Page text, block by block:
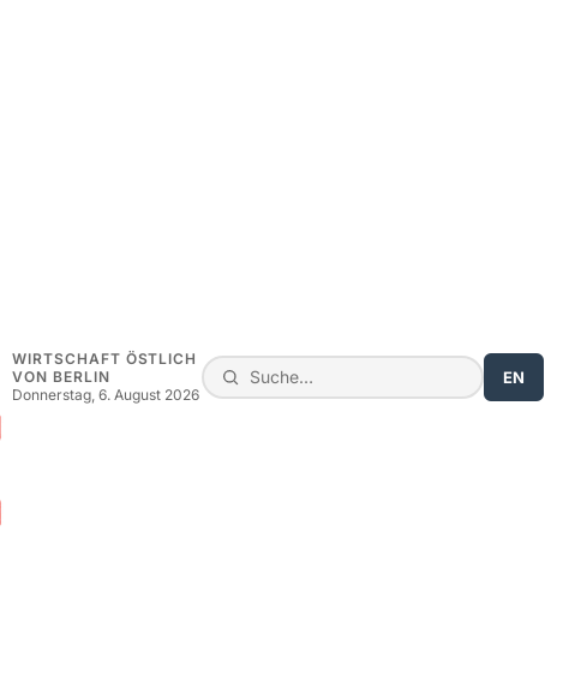
WIRTSCHAFT ÖSTLICH
VON BERLIN
Donnerstag, 6. August 2026
EN